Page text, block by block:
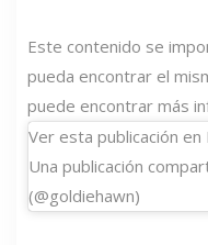
Este contenido se
pueda encontrar el
puede encontrar más
Ver esta publicación
Una publicación
(@goldiehawn)